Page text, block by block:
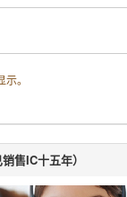
。
售IC十五年）